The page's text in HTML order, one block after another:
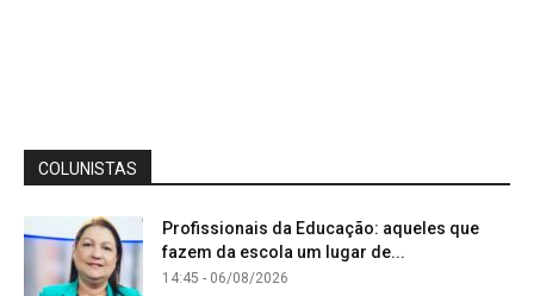
COLUNISTAS
Profissionais da Educação: aqueles que
fazem da escola um lugar de...
14:45 - 06/08/2026